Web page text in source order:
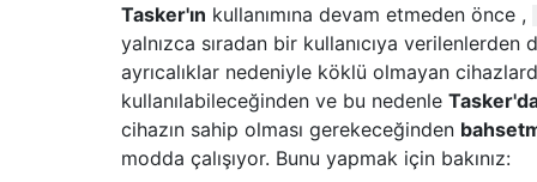
Tasker'ın kullanımına devam etmeden önce ,
yalnızca sıradan bir kullanıcıya verilenlerden
ayrıcalıklar nedeniyle köklü olmayan
kullanılabileceğinden ve bu nedenle
cihazın sahip olması gerekeceğinden
modda çalışıyor. Bunu yapmak için bakınız: